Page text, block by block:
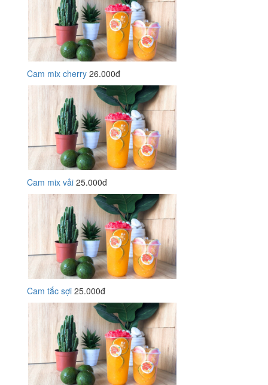
Cam mix cherry 26.000đ
Cam mix vải 25.000đ
Cam tắc sợi 25.000đ